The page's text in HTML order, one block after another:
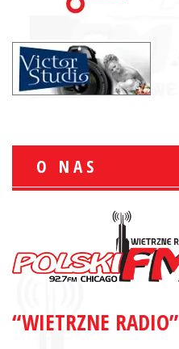
O NAS
“WIETRZNE RADIO”